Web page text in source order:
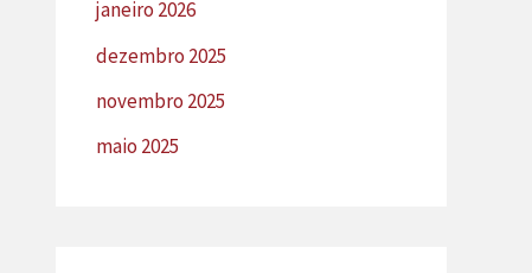
janeiro 2026
dezembro 2025
novembro 2025
maio 2025